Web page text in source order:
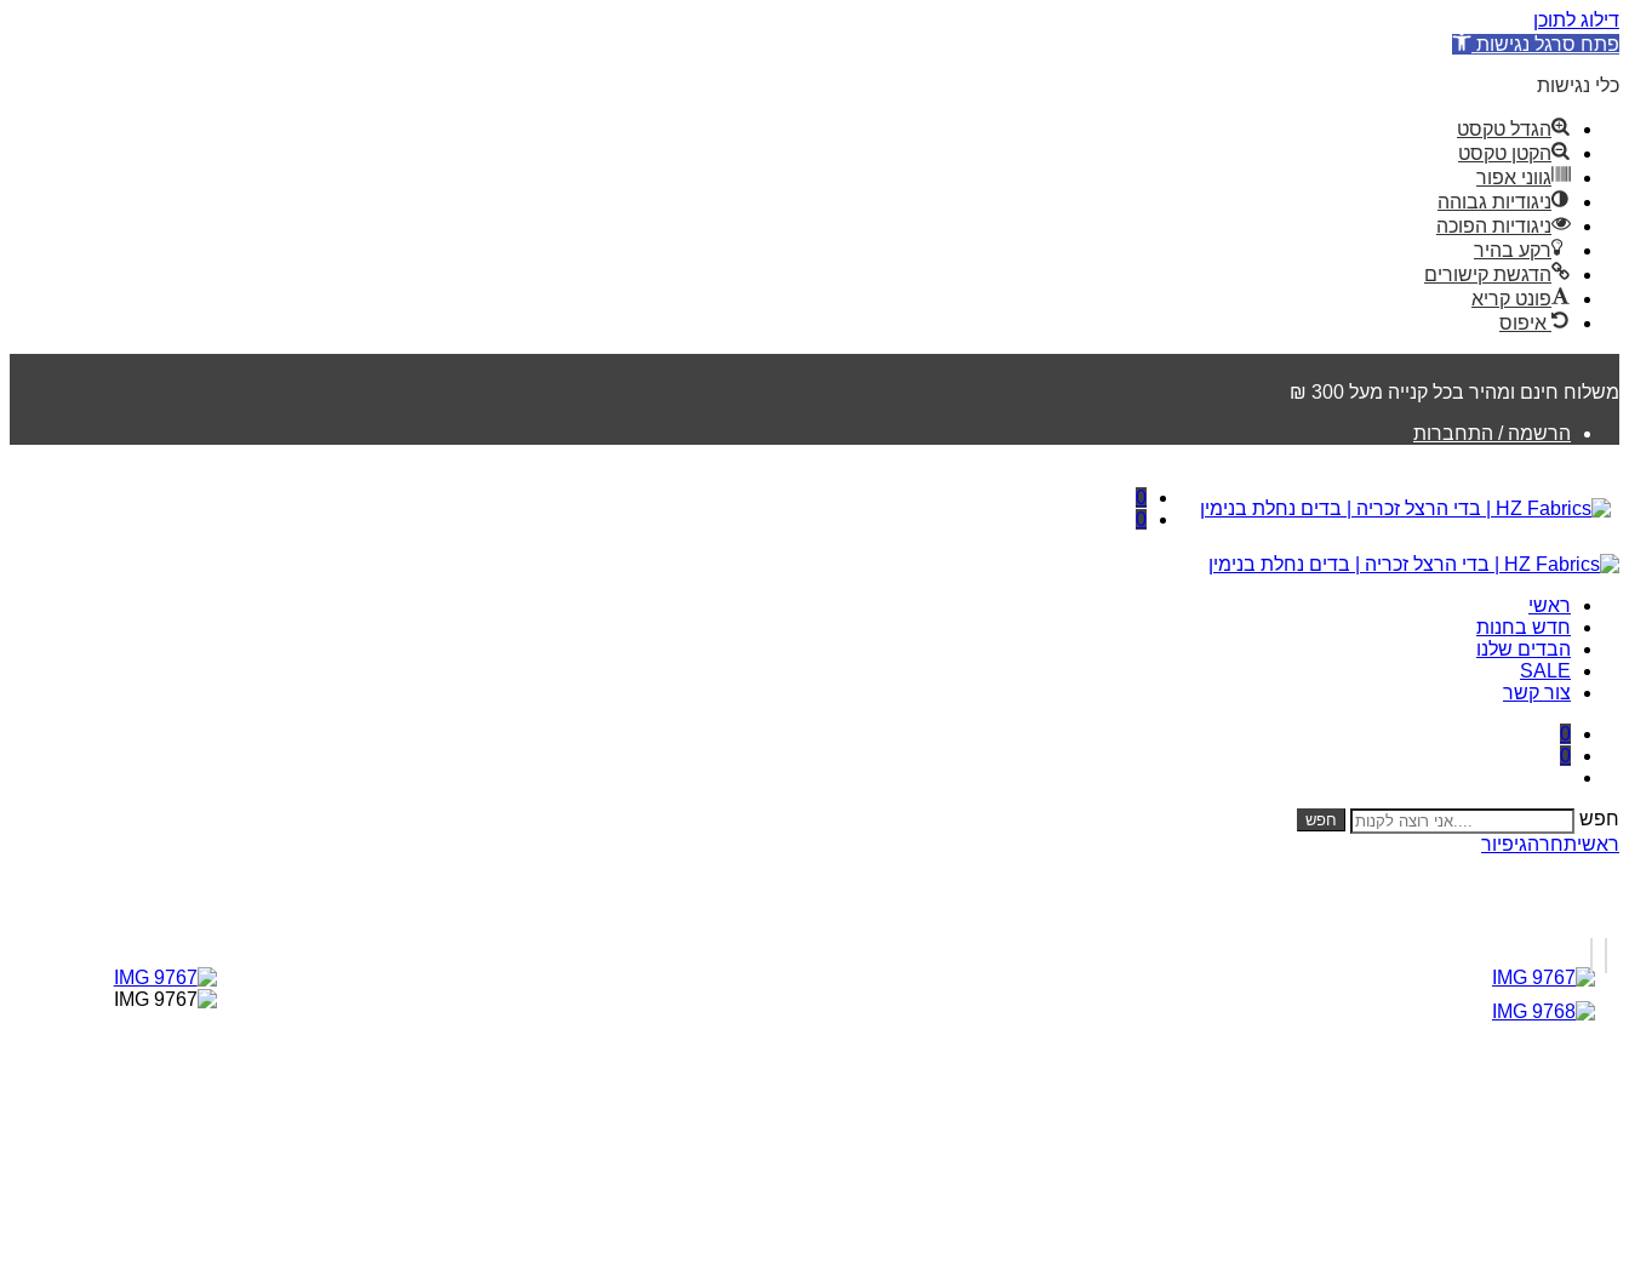
דילוג לתוכן
פתח סרגל נגישות
כלי נגישות
הגדל טקסט
הקטן טקסט
גווני אפור
ניגודיות גבוהה
ניגודיות הפוכה
רקע בהיר
הדגשת קישורים
פונט קריא
איפוס
משלוח חינם ומהיר בכל קנייה מעל 300 ₪
הרשמה / התחברות
0
0
ראשי
חדש בחנות
הבדים שלנו
SALE
צור קשר
0
0
חפש חפש
ראשיתחרהגיפיור